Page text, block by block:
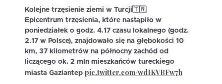
Kolejne trzęsienie ziemi w Turcji🇹🇷
Epicentrum trzęsienia, które nastąpiło w
poniedziałek o godz. 4.17 czasu lokalnego (godz.
2.17 w Polsce), znajdowało się na głębokości 10
km, 37 kilometrów na północny zachód od
liczącego ok. 2 mln mieszkańców tureckiego
miasta Gaziantep pic.twitter.com/wdIKVBFw7h